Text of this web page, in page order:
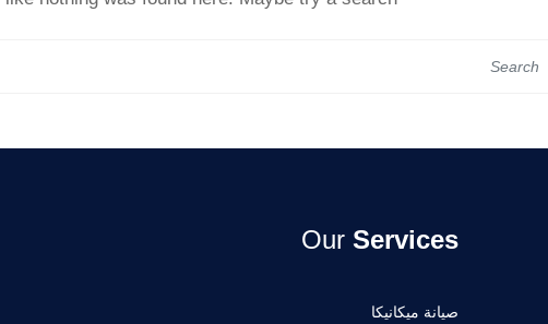
Our Services
صيانة ميكانيكا